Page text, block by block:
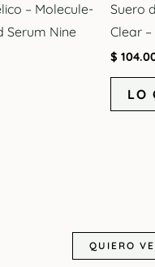
– Molecule-
Serum Nine
Suero
Clear
$
LO
QUIERO